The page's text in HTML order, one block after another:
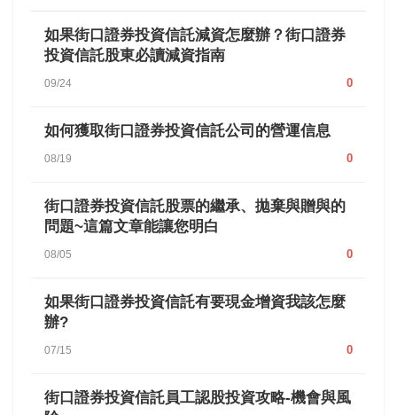
如果街口證券投資信託減資怎麼辦？街口證券
投資信託股東必讀減資指南
09/24 0
如何獲取街口證券投資信託公司的營運信息
08/19 0
街口證券投資信託股票的繼承、拋棄與贈與的
問題~這篇文章能讓您明白
08/05 0
如果街口證券投資信託有要現金增資我該怎麼
辦?
07/15 0
街口證券投資信託員工認股投資攻略-機會與風